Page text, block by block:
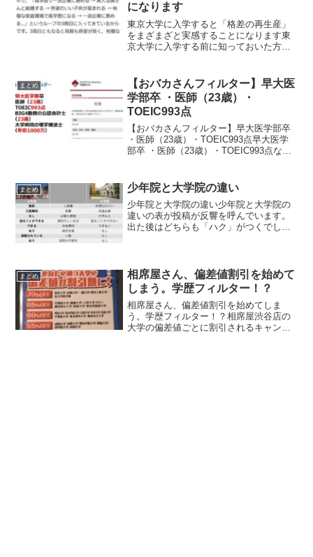
になります
東京大学に入学すると「格差の再生産」
をまざまざと実感することになります東
京大学に入学する前に知っておいた方が
な人は少なくなり、裕福で容姿や性格も
良い子供が多くなるという格...
まとめ
【おバカさんフィルター】早大医
学部卒 ・医師（23歳）・
TOEIC993点
【おバカさんフィルター】早大医学部卒
・医師（23歳）・TOEIC993点早大医学
部卒 ・医師（23歳）・TOEIC993点など
か？おバカさんフィルター・早大医学部
卒・...
まとめ 少年院と大学院の違い
少年院と大学院の違い少年院と大学院の
違いの表が投稿が反響を呼んでいます。
出た後はどちらも「ハク」がつくでしょ
で意外と難易度が高いかも...
まとめ
相席屋さん、偏差値割引を始めて
しまう。学歴フィルター！？
相席屋さん、偏差値割引を始めてしま
う。学歴フィルター！？相席屋渋谷店の
大学の偏差値ごとに割引されるキャンペ